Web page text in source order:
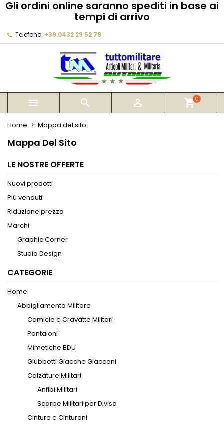
Gli ordini online saranno spediti in base ai
tempi di arrivo
Telefono: +39.0432 29 52 79
   shopping_cart0
Home Mappa del sito
Mappa Del Sito
LE NOSTRE OFFERTE
Nuovi prodotti
Più venduti
Riduzione prezzo
Marchi
Graphic Corner
Studio Design
CATEGORIE
Home
Abbigliamento Militare
Camicie e Cravatte Militari
Pantaloni
Mimetiche BDU
Giubbotti Giacche Giacconi
Calzature Militari
Anfibi Militari
Scarpe Militari per Divisa
Cinture e Cinturoni
My wishlists
add_circle_outline Create new list
((modalTitle))
((confirmMessage))
((cancelText)) ((modalDeleteText))
Crea lista dei desideri
Annulla Crea lista dei desideri
Devi avere effettuato l'accesso per salvare dei
prodotti nella tua lista dei desideri.
Annulla